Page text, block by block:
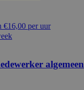
€16,00 per uur
algemeen